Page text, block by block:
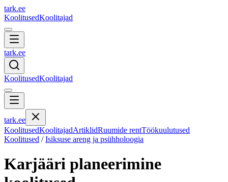
tark.ee
KoolitusedKoolitajad
tark.ee
KoolitusedKoolitajad
tark.ee
KoolitusedKoolitajadArtiklidRuumide rentTöökuulutused
Koolitused /Isiksuse areng ja psühholoogia
Karjääri planeerimine